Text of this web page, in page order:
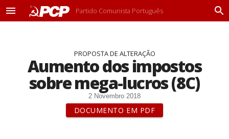
M
Partido Comunista Português
P
PROPOSTA DE ALTERAÇÃO
Aumento dos impostos
sobre mega-lucros (8C)
2 Novembro 2018
DOCUMENTO EM PDF